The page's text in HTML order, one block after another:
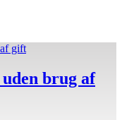
brug af